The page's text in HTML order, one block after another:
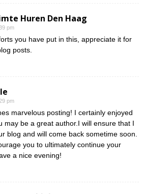
Huren Den Haag
pm
you have put in this, appreciate it for
posts.
pm
marvelous posting! I certainly enjoyed
may be a great author.I will ensure that I
blog and will come back sometime soon.
you to ultimately continue your
a nice evening!